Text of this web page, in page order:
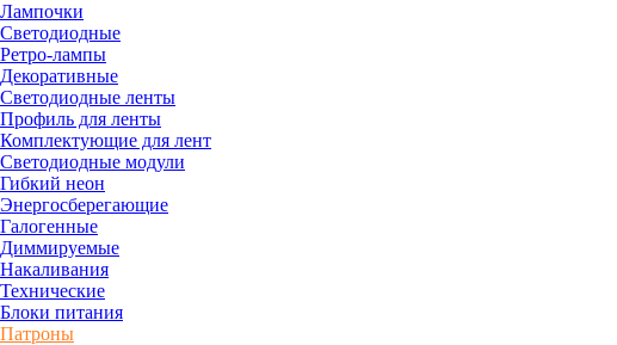
Лампочки
Светодиодные
Ретро-лампы
Декоративные
Светодиодные ленты
Профиль для ленты
Комплектующие для лент
Светодиодные модули
Гибкий неон
Энергосберегающие
Галогенные
Диммируемые
Накаливания
Технические
Блоки питания
Патроны